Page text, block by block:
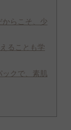
らこそ、少
ることも学
クで、素肌